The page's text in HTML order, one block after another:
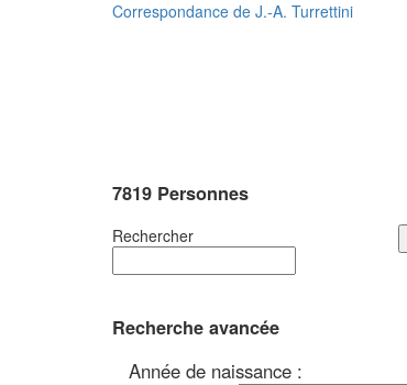
Correspondance de J.-A. Turrettini
7819 Personnes
Rechercher
Recherche avancée
Année de naissance :